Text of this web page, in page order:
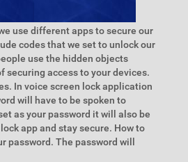
use different apps to secure our
codes that we set to unlock our
use the hidden objects
securing access to your devices.
In voice screen lock application
will have to be spoken to
as your password it will also be
app and stay secure. How to
password. The password will